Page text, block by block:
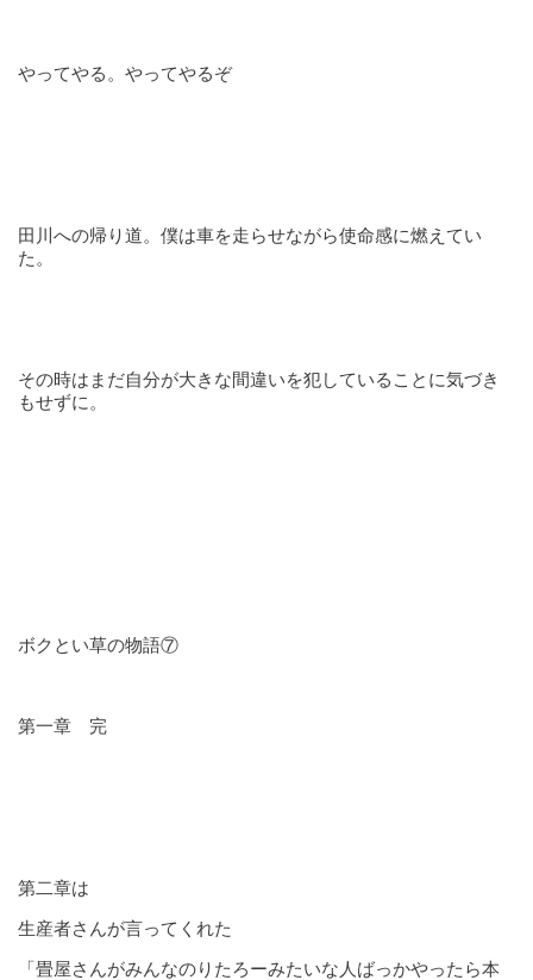
やってやる。やってやるぞ
田川への帰り道。僕は車を走らせながら使命感に燃えてい
た。
その時はまだ自分が大きな間違いを犯していることに気づき
もせずに。
ボクとい草の物語⑦
第一章 完
第二章は
生産者さんが言ってくれた
「畳屋さんがみんなのりたろーみたいな人ばっかやったら本